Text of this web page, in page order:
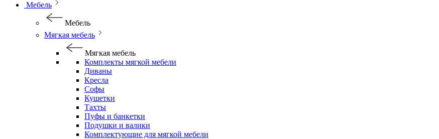
Мебель
Мебель
Мягкая мебель
Мягкая мебель
Комплекты мягкой мебели
Диваны
Кресла
Софы
Кушетки
Тахты
Пуфы и банкетки
Подушки и валики
Комплектующие для мягкой мебели